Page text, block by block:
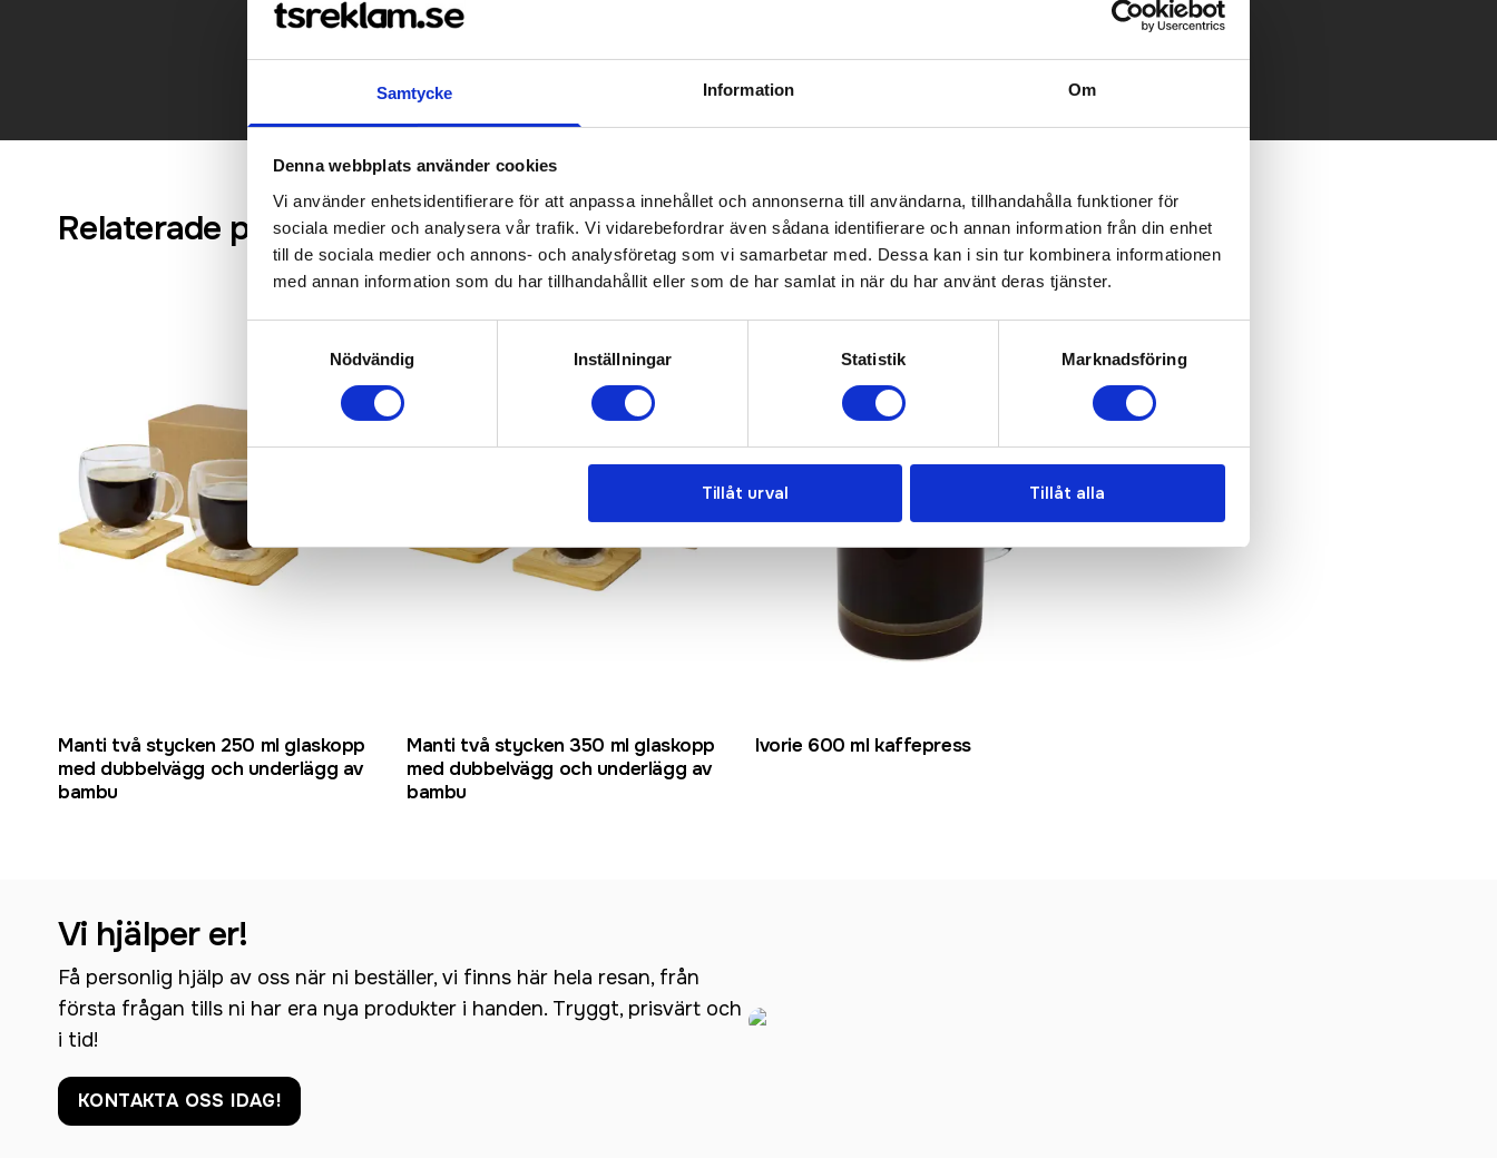
Samtycke Information Om
Denna webbplats använder cookies
Vi använder enhetsidentifierare för att anpassa innehållet och annonserna till användarna, tillhandahålla funktioner för
sociala medier och analysera vår trafik. Vi vidarebefordrar även sådana identifierare och annan information från din enhet
till de sociala medier och annons- och analysföretag som vi samarbetar med. Dessa kan i sin tur kombinera informationen
med annan information som du har tillhandahållit eller som de har samlat in när du har använt deras tjänster.
Nödvändig
Inställningar Statistik Marknadsföring
Tillåt urval Tillåt alla
KONTAKTA OSS
Relaterade produkter
Manti två stycken 250 ml glaskopp
med dubbelvägg och underlägg av
bambu
Manti två stycken 350 ml glaskopp
med dubbelvägg och underlägg av
bambu
Ivorie 600 ml kaffepress
Vi hjälper er!
Få personlig hjälp av oss när ni beställer, vi finns här hela resan, från
första frågan tills ni har era nya produkter i handen. Tryggt, prisvärt och
i tid!
KONTAKTA OSS IDAG!